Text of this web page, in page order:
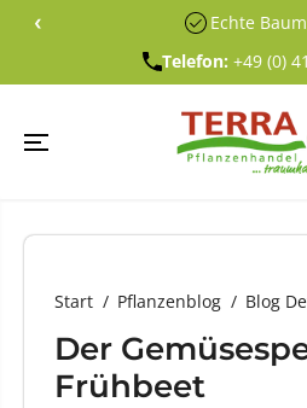
EN SIE ZU
‹ Echte
Telefon: +49 (0)
Start Pflanzenblog Blog
Der
Frühbeet